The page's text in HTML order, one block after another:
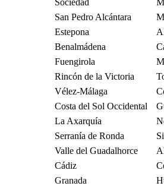
Sociedad
San Pedro Alcántara
Estepona
Benalmádena
Fuengirola
Rincón de la Victoria
Vélez-Málaga
Costa del Sol Occidental
La Axarquía
Serranía de Ronda
Valle del Guadalhorce
Cádiz
Granada